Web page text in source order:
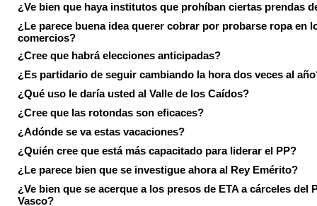
¿Ve bien que haya institutos que prohíban ciertas prendas
¿Le parece buena idea querer cobrar por probarse ropa en
comercios?
¿Cree que habrá elecciones anticipadas?
¿Es partidario de seguir cambiando la hora dos veces al
¿Qué uso le daría usted al Valle de los Caídos?
¿Cree que las rotondas son eficaces?
¿Adónde se va estas vacaciones?
¿Quién cree que está más capacitado para liderar el PP?
¿Le parece bien que se investigue ahora al Rey Emérito?
¿Ve bien que se acerque a los presos de ETA a cárceles del
Vasco?